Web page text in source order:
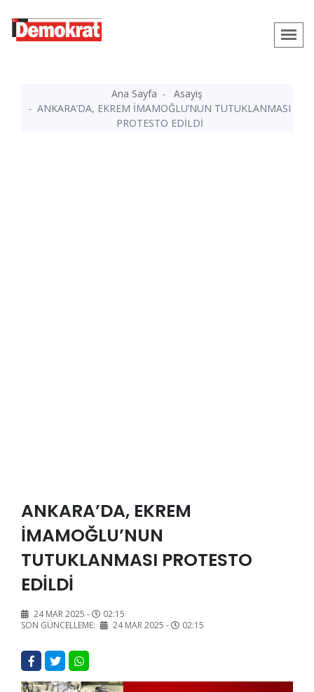
Ana Sayfa
Asayiş
ANKARA’DA, EKREM İMAMOĞLU’NUN TUTUKLANMASI
PROTESTO EDİLDİ
ANKARA’DA, EKREM
İMAMOĞLU’NUN
TUTUKLANMASI PROTESTO
EDİLDİ
24 MAR 2025 -
02:15
SON GÜNCELLEME:
24 MAR 2025 - 02:15